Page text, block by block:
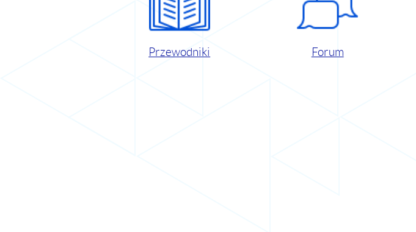
Przewodniki Forum